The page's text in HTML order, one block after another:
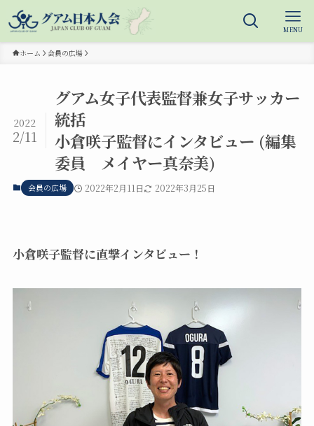
MENU
ホーム 会員の広場
グアム女子代表監督兼女子サッカー
統括
小倉咲子監督にインタビュー (編集
委員 メイヤー真奈美)
2022
2/11
会員の広場 2022年2月11日 2022年3月25日
小倉咲子監督に直撃インタビュー！